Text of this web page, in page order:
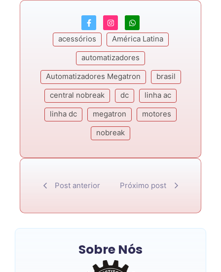
acessórios
América Latina
automatizadores
Automatizadores Megatron
brasil
central nobreak
dc
linha ac
linha dc
megatron
motores
nobreak
Post anterior Próximo post
Sobre Nós